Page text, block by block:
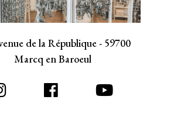
de la République - 59700
Marcq en Baroeul